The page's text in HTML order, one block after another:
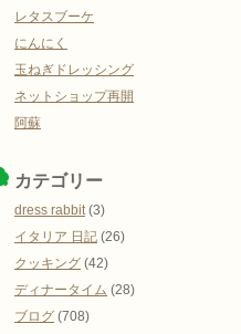
レタスブーケ
にんにく
玉ねぎドレッシング
ネットショップ再開
阿蘇
カテゴリー
dress rabbit(3)
イタリア 日記 (26)
クッキング (42)
ディナータイム (28)
ブログ (708)